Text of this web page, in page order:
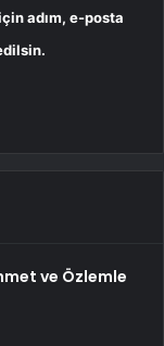
adım, e-posta
ve Özlemle